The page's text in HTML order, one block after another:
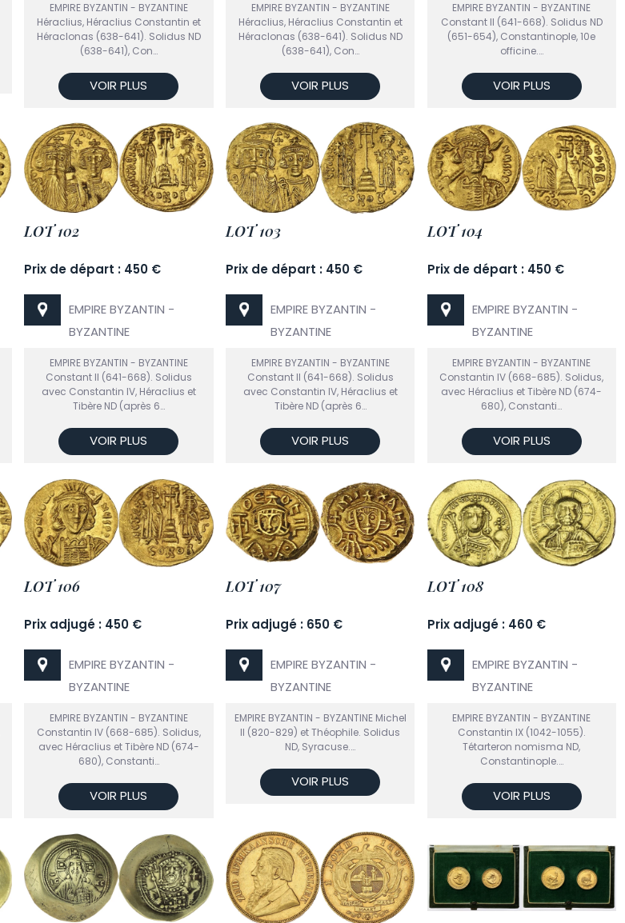
EMPIRE BYZANTIN - BYZANTINE
Héraclius, Héraclius Constantin et
Héraclonas (638-641). Solidus ND
(638-641), Con…
VOIR PLUS
EMPIRE BYZANTIN - BYZANTINE
Héraclius, Héraclius Constantin et
Héraclonas (638-641). Solidus ND
(638-641), Con…
VOIR PLUS
EMPIRE BYZANTIN - BYZANTINE
Constant II (641-668). Solidus ND
(651-654), Constantinople, 10e
officine.…
VOIR PLUS
LOT 102
Prix de départ : 450 €
EMPIRE BYZANTIN -
BYZANTINE
EMPIRE BYZANTIN - BYZANTINE
Constant II (641-668). Solidus
avec Constantin IV, Héraclius et
Tibère ND (après 6…
VOIR PLUS
LOT 103
Prix de départ : 450 €
EMPIRE BYZANTIN -
BYZANTINE
EMPIRE BYZANTIN - BYZANTINE
Constant II (641-668). Solidus
avec Constantin IV, Héraclius et
Tibère ND (après 6…
VOIR PLUS
LOT 104
Prix de départ : 450 €
EMPIRE BYZANTIN -
BYZANTINE
EMPIRE BYZANTIN - BYZANTINE
Constantin IV (668-685). Solidus,
avec Héraclius et Tibère ND (674-
680), Constanti…
VOIR PLUS
LOT 106
Prix adjugé : 450 €
EMPIRE BYZANTIN -
BYZANTINE
EMPIRE BYZANTIN - BYZANTINE
Constantin IV (668-685). Solidus,
avec Héraclius et Tibère ND (674-
680), Constanti…
VOIR PLUS
LOT 107
Prix adjugé : 650 €
EMPIRE BYZANTIN -
BYZANTINE
EMPIRE BYZANTIN - BYZANTINE Michel
II (820-829) et Théophile. Solidus
ND, Syracuse.…
VOIR PLUS
LOT 108
Prix adjugé : 460 €
EMPIRE BYZANTIN -
BYZANTINE
EMPIRE BYZANTIN - BYZANTINE
Constantin IX (1042-1055).
Tétarteron nomisma ND,
Constantinople.…
VOIR PLUS